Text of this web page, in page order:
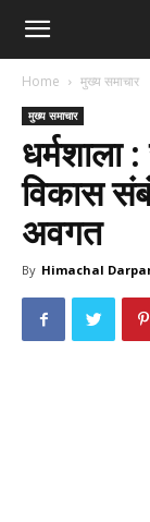
हिमाचल
लाइव
Home मुख्य समाचार
मुख्य समाचार
धर्मशाला
विकास
अवगत
By Himachal